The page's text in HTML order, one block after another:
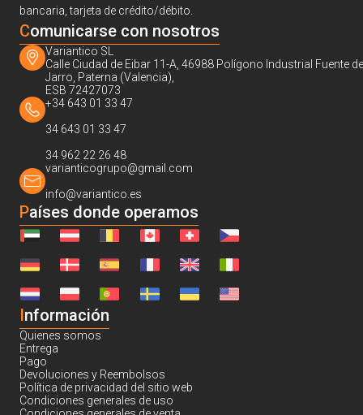
bancaria, tarjeta de crédito/débito.
Comunicarse con nosotros
Variantico SL
Calle Ciudad de Eibar 11-A, 46988 Polígono Industrial Fuente
Jarro, Paterna (Valencia),
ESB 72427073
+34 643 01 33 47
34 643 01 33 47
34 962 22 26 48
varianticogrupo@gmail.com
info@variantico.es
Países donde operamos
Información
Quienes somos
Entrega
Pago
Devoluciones y Reembolsos
Política de privacidad del sitio web
Condiciones generales de uso